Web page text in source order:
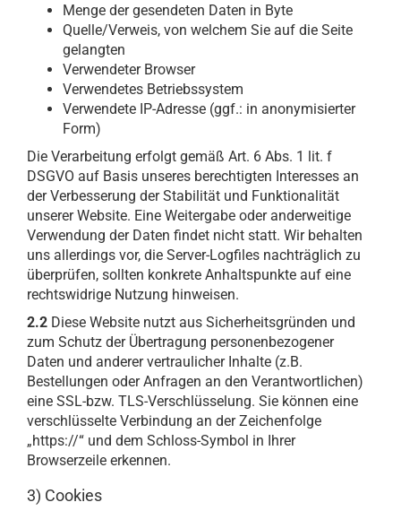
Menge der gesendeten Daten in Byte
Quelle/Verweis, von welchem Sie auf die Seite
gelangten
Verwendeter Browser
Verwendetes Betriebssystem
Verwendete IP-Adresse (ggf.: in anonymisierter
Form)
Die Verarbeitung erfolgt gemäß Art. 6 Abs. 1 lit. f
DSGVO auf Basis unseres berechtigten Interesses an
der Verbesserung der Stabilität und Funktionalität
unserer Website. Eine Weitergabe oder anderweitige
Verwendung der Daten findet nicht statt. Wir behalten
uns allerdings vor, die Server-Logfiles nachträglich zu
überprüfen, sollten konkrete Anhaltspunkte auf eine
rechtswidrige Nutzung hinweisen.
2.2 Diese Website nutzt aus Sicherheitsgründen und
zum Schutz der Übertragung personenbezogener
Daten und anderer vertraulicher Inhalte (z.B.
Bestellungen oder Anfragen an den Verantwortlichen)
eine SSL-bzw. TLS-Verschlüsselung. Sie können eine
verschlüsselte Verbindung an der Zeichenfolge
„https://“ und dem Schloss-Symbol in Ihrer
Browserzeile erkennen.
3) Cookies